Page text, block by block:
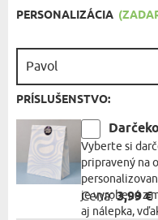
PERSONALIZÁCIA
PRÍSLUŠENSTVO:
Vyberte si
pripravený na
je vyrobená z
aj nálepka,
Cena:3,99 €